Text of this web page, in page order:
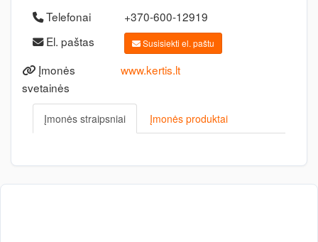
Telefonai
+370-600-12919
El. paštas
Susisiekti el. paštu
Įmonės
svetainės
www.kertis.lt
Įmonės straipsniai Įmonės produktai